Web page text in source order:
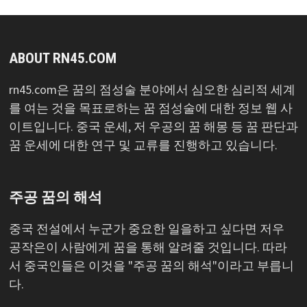
ABOUT RN45.COM
rn45.com은 꿈의 점성술 분야에서 심오한 심리적 세계
를 여는 것을 목표로하는 꿈 점성술에 대한 정보 웹 사
이트입니다. 중국 운세, 저 우공의 꿈 해몽 등 꿈 판단과
꿈 운세에 대한 연구 및 교류를 진행하고 있습니다.
주공 꿈의 해석
중국 전설에서 누군가 중요한 일을하고 싶다면 저우
공작은이 사람에게 꿈을 통해 알려줄 것입니다. 따라
서 중국인들은 이것을 "주공 꿈의 해석"이라고 부릅니
다.